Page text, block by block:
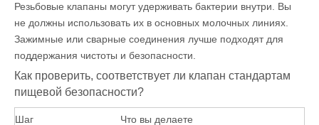
Резьбовые клапаны могут удерживать бактерии внутри. Вы
не должны использовать их в основных молочных линиях.
Зажимные или сварные соединения лучше подходят для
поддержания чистоты и безопасности.
Как проверить, соответствует ли клапан стандартам
пищевой безопасности?
Шаг Что вы делаете